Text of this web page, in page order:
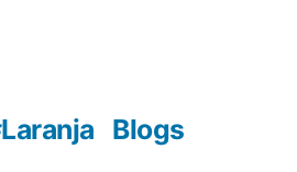
Blogs